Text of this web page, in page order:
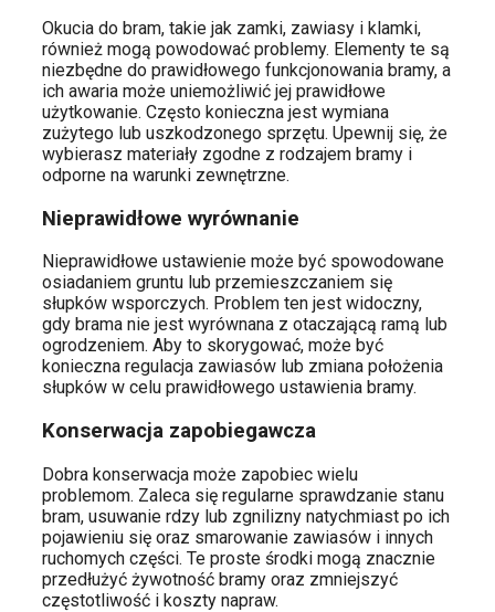
Okucia do bram, takie jak zamki, zawiasy i klamki,
również mogą powodować problemy. Elementy te są
niezbędne do prawidłowego funkcjonowania bramy, a
ich awaria może uniemożliwić jej prawidłowe
użytkowanie. Często konieczna jest wymiana
zużytego lub uszkodzonego sprzętu. Upewnij się, że
wybierasz materiały zgodne z rodzajem bramy i
odporne na warunki zewnętrzne.
Nieprawidłowe wyrównanie
Nieprawidłowe ustawienie może być spowodowane
osiadaniem gruntu lub przemieszczaniem się
słupków wsporczych. Problem ten jest widoczny,
gdy brama nie jest wyrównana z otaczającą ramą lub
ogrodzeniem. Aby to skorygować, może być
konieczna regulacja zawiasów lub zmiana położenia
słupków w celu prawidłowego ustawienia bramy.
Konserwacja zapobiegawcza
Dobra konserwacja może zapobiec wielu
problemom. Zaleca się regularne sprawdzanie stanu
bram, usuwanie rdzy lub zgnilizny natychmiast po ich
pojawieniu się oraz smarowanie zawiasów i innych
ruchomych części. Te proste środki mogą znacznie
przedłużyć żywotność bramy oraz zmniejszyć
częstotliwość i koszty napraw.